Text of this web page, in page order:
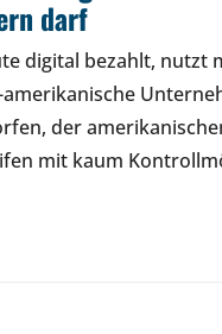
darf
digital bezahlt, nutzt
amerikanische
der
mit kaum